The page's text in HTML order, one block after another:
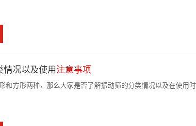
情况以及使用 注意事项
和方形两种，那么大家是否了解振动筛的分类情况以及在使用